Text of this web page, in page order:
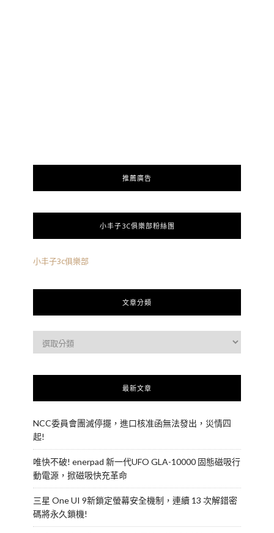
推薦廣告
小丰子3C俱樂部粉絲團
小丰子3c俱樂部
文章分類
最新文章
NCC委員會團滅停擺，進口核准函無法發出，災情四
起!
唯快不破! enerpad 新一代UFO GLA-10000 固態磁吸行
動電源，掀磁吸快充革命
三星 One UI 9新鎖定螢幕安全機制，連續 13 次解錯密
碼將永久鎖機!